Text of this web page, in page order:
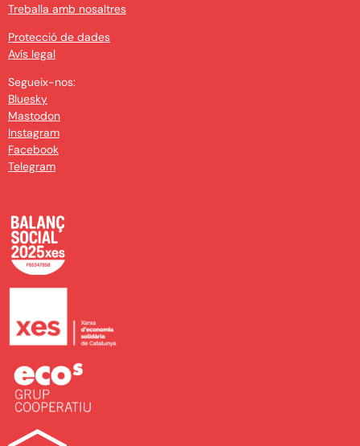
Treballa amb nosaltres
Protecció de dades
Avís legal
Segueix-nos:
Bluesky
Mastodon
Instagram
Facebook
Telegram